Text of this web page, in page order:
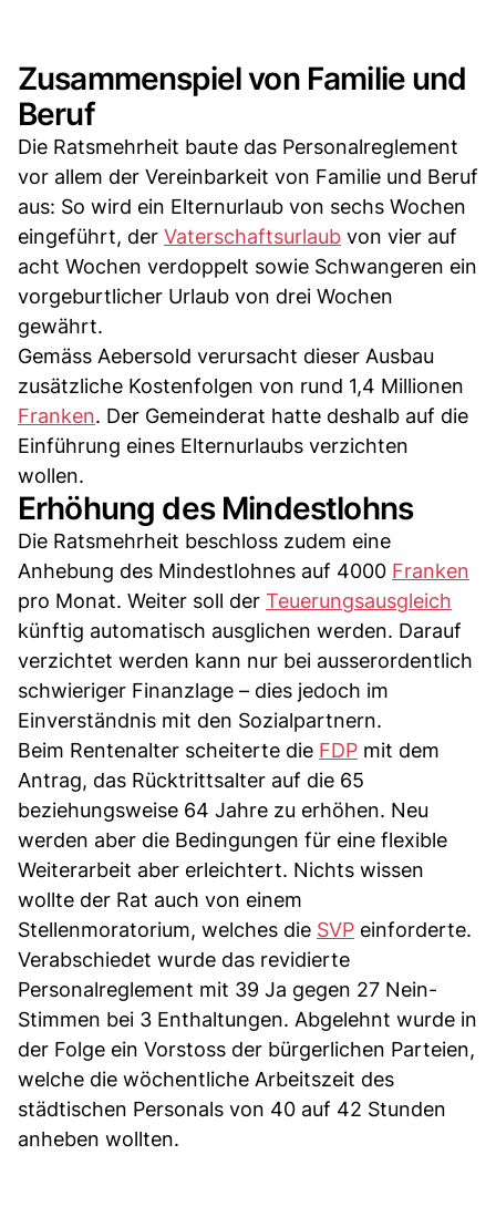
Zusammenspiel von Familie und
Beruf
Die Ratsmehrheit baute das Personalreglement
vor allem der Vereinbarkeit von Familie und Beruf
aus: So wird ein Elternurlaub von sechs Wochen
eingeführt, der Vaterschaftsurlaub von vier auf
acht Wochen verdoppelt sowie Schwangeren ein
vorgeburtlicher Urlaub von drei Wochen
gewährt.
Gemäss Aebersold verursacht dieser Ausbau
zusätzliche Kostenfolgen von rund 1,4 Millionen
Franken. Der Gemeinderat hatte deshalb auf die
Einführung eines Elternurlaubs verzichten
wollen.
Erhöhung des Mindestlohns
Die Ratsmehrheit beschloss zudem eine
Anhebung des Mindestlohnes auf 4000 Franken
pro Monat. Weiter soll der Teuerungsausgleich
künftig automatisch ausglichen werden. Darauf
verzichtet werden kann nur bei ausserordentlich
schwieriger Finanzlage – dies jedoch im
Einverständnis mit den Sozialpartnern.
Beim Rentenalter scheiterte die FDP mit dem
Antrag, das Rücktrittsalter auf die 65
beziehungsweise 64 Jahre zu erhöhen. Neu
werden aber die Bedingungen für eine flexible
Weiterarbeit aber erleichtert. Nichts wissen
wollte der Rat auch von einem
Stellenmoratorium, welches die SVP einforderte.
Verabschiedet wurde das revidierte
Personalreglement mit 39 Ja gegen 27 Nein-
Stimmen bei 3 Enthaltungen. Abgelehnt wurde in
der Folge ein Vorstoss der bürgerlichen Parteien,
welche die wöchentliche Arbeitszeit des
städtischen Personals von 40 auf 42 Stunden
anheben wollten.